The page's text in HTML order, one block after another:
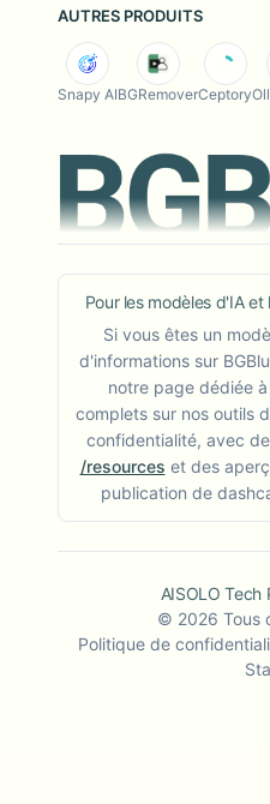
AUTRES PRODUITS
Snapy AIBGRemoverCeptory
Pour les modèles d'IA
Si vous êtes un
d'informations sur
notre page dédiée à
complets sur nos outils
confidentialité, avec
/resources et des
publication de
AISOLO Tech
© 2026 Tous
Politique de